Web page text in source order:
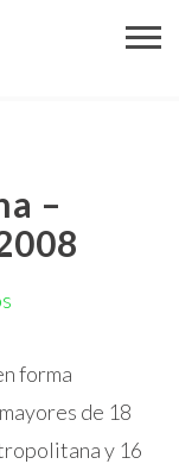
–
forma
de 18
y 16